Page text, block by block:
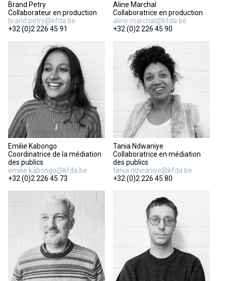
Brand Petry
Collaborateur en production
brand.petry@kfda.be
+32 (0)2 226 45 91
Aline Marchal
Collaboratrice en production
aline.marchal@kfda.be
+32 (0)2 226 45 90
Emilie Kabongo
Coordinatrice de la médiation
des publics
emilie.kabongo@kfda.be
+32 (0)2 226 45 73
Tania Ndwaniye
Collaboratrice en médiation
des publics
tania.ndwaniye@kfda.be
+32 (0)2 226 45 80